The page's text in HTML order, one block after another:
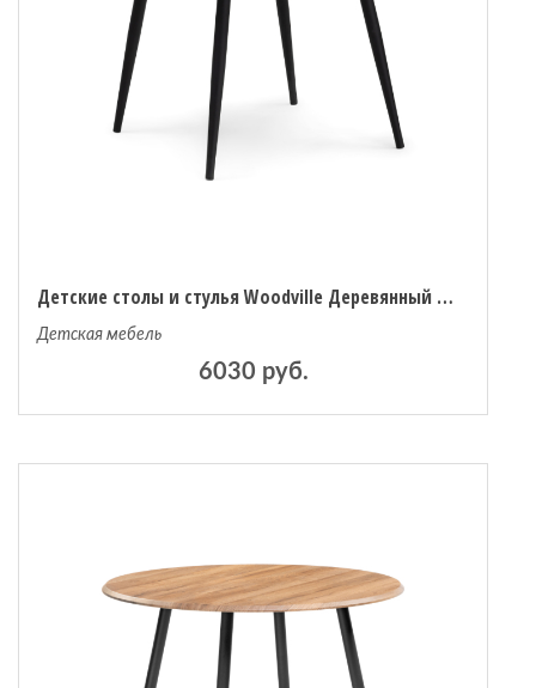
Детские столы и стулья Woodville Деревянный стол Абилин 90
Детская мебель
6030 руб.